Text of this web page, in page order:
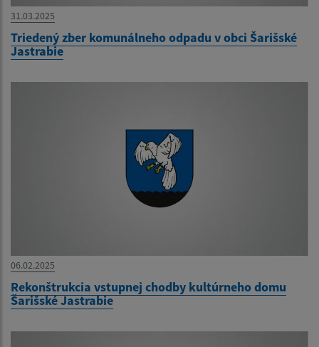
31.03.2025
Triedený zber komunálneho odpadu v obci Šarišské
Jastrabie
06.02.2025
Rekonštrukcia vstupnej chodby kultúrneho domu
Šarišské Jastrabie